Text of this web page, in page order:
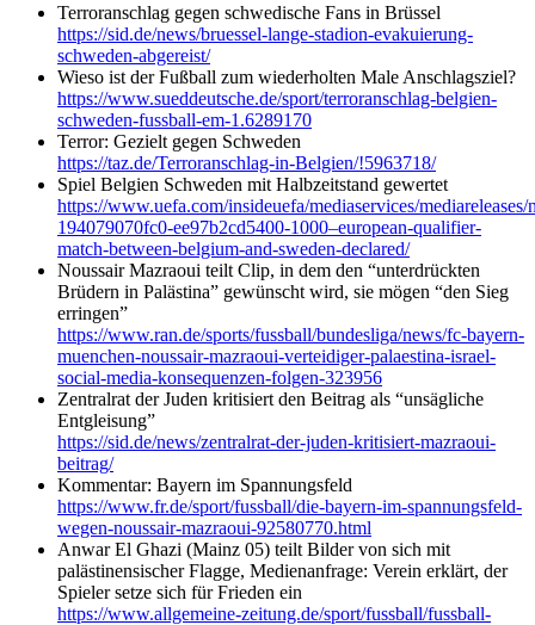
Terroranschlag gegen schwedische Fans in Brüssel
https://sid.de/news/bruessel-lange-stadion-evakuierung-
schweden-abgereist/
Wieso ist der Fußball zum wiederholten Male Anschlagsziel?
https://www.sueddeutsche.de/sport/terroranschlag-belgien-
schweden-fussball-em-1.6289170
Terror: Gezielt gegen Schweden
https://taz.de/Terroranschlag-in-Belgien/!5963718/
Spiel Belgien Schweden mit Halbzeitstand gewertet
https://www.uefa.com/insideuefa/mediaservices/mediareleases/
194079070fc0-ee97b2cd5400-1000–european-qualifier-
match-between-belgium-and-sweden-declared/
Noussair Mazraoui teilt Clip, in dem den “unterdrückten
Brüdern in Palästina” gewünscht wird, sie mögen “den Sieg
erringen”
https://www.ran.de/sports/fussball/bundesliga/news/fc-bayern-
muenchen-noussair-mazraoui-verteidiger-palaestina-israel-
social-media-konsequenzen-folgen-323956
Zentralrat der Juden kritisiert den Beitrag als “unsägliche
Entgleisung”
https://sid.de/news/zentralrat-der-juden-kritisiert-mazraoui-
beitrag/
Kommentar: Bayern im Spannungsfeld
https://www.fr.de/sport/fussball/die-bayern-im-spannungsfeld-
wegen-noussair-mazraoui-92580770.html
Anwar El Ghazi (Mainz 05) teilt Bilder von sich mit
palästinensischer Flagge, Medienanfrage: Verein erklärt, der
Spieler setze sich für Frieden ein
https://www.allgemeine-zeitung.de/sport/fussball/fussball-